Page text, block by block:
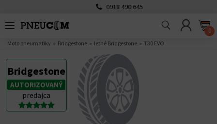
0918 490 645
0
Moto pneumatiky Bridgestone letné Bridgestone T30 EVO
Bridgestone
AUTORIZOVANÝ
predajca